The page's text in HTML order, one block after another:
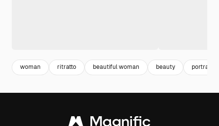
woman ritratto beautiful woman beauty portrait